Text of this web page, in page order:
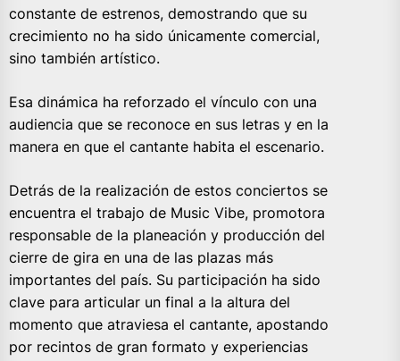
constante de estrenos, demostrando que su
crecimiento no ha sido únicamente comercial,
sino también artístico.
Esa dinámica ha reforzado el vínculo con una
audiencia que se reconoce en sus letras y en la
manera en que el cantante habita el escenario.
Detrás de la realización de estos conciertos se
encuentra el trabajo de Music Vibe, promotora
responsable de la planeación y producción del
cierre de gira en una de las plazas más
importantes del país. Su participación ha sido
clave para articular un final a la altura del
momento que atraviesa el cantante, apostando
por recintos de gran formato y experiencias